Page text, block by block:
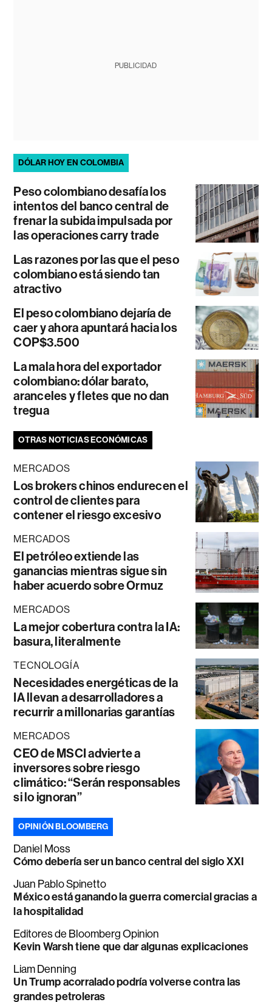
PUBLICIDAD
DÓLAR HOY EN COLOMBIA
Peso colombiano desafía los
intentos del banco central de
frenar la subida impulsada por
las operaciones carry trade
Las razones por las que el peso
colombiano está siendo tan
atractivo
El peso colombiano dejaría de
caer y ahora apuntará hacia los
COP$3.500
La mala hora del exportador
colombiano: dólar barato,
aranceles y fletes que no dan
tregua
OTRAS NOTICIAS ECONÓMICAS
MERCADOS
Los brokers chinos endurecen el
control de clientes para
contener el riesgo excesivo
MERCADOS
El petróleo extiende las
ganancias mientras sigue sin
haber acuerdo sobre Ormuz
MERCADOS
La mejor cobertura contra la IA:
basura, literalmente
TECNOLOGÍA
Necesidades energéticas de la
IA llevan a desarrolladores a
recurrir a millonarias garantías
MERCADOS
CEO de MSCI advierte a
inversores sobre riesgo
climático: “Serán responsables
si lo ignoran”
OPINIÓN BLOOMBERG
Daniel Moss
Cómo debería ser un banco central del siglo XXI
Juan Pablo Spinetto
México está ganando la guerra comercial gracias a
la hospitalidad
Editores de Bloomberg Opinion
Kevin Warsh tiene que dar algunas explicaciones
Liam Denning
Un Trump acorralado podría volverse contra las
grandes petroleras